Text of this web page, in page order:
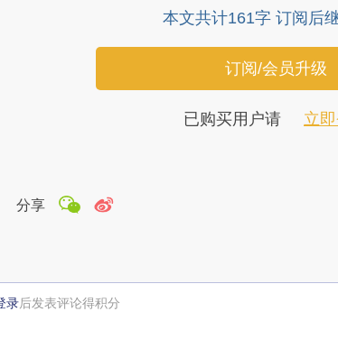
本文共计161字 订阅后
订阅/会员升级
已购买用户请 立
分享
录后发表评论得积分